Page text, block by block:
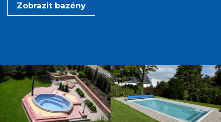
Zobrazit bazény